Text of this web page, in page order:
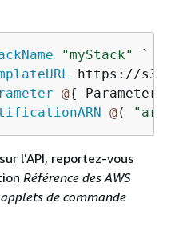
"myStack"
`
https://
@{
@( "arn1"
l'API, reportez-vous
Référence des AWS
de commande